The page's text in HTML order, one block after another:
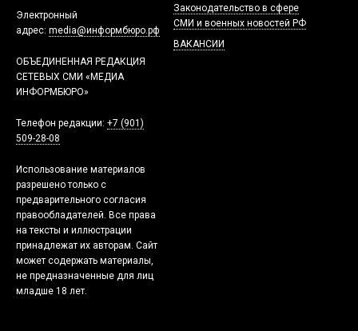
Электронный
адрес: media@информбюро.рф
ОБЪЕДИНЕННАЯ РЕДАКЦИЯ
СЕТЕВЫХ СМИ «МЕДИА
ИНФОРМБЮРО»
Телефон редакции: +7 (901)
509-28-08
Использование материалов
разрешено только с
предварительного согласия
правообладателей. Все права
на тексты и иллюстрации
принадлежат их авторам. Сайт
может содержать материалы,
не предназначенные для лиц
младше 18 лет.
Законодательство в сфере
СМИ и военных новостей РФ
ВАКАНСИИ